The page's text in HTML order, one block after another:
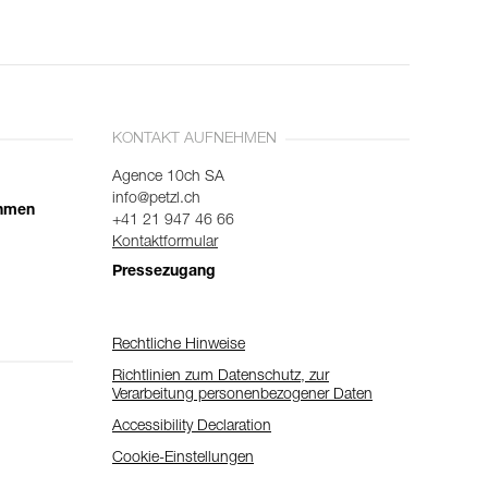
KONTAKT AUFNEHMEN
Agence 10ch SA
info@petzl.ch
+41 21 947 46 66
Kontaktformular
Pressezugang
Rechtliche Hinweise
Richtlinien zum Datenschutz, zur
Verarbeitung personenbezogener Daten
Accessibility Declaration
Cookie-Einstellungen